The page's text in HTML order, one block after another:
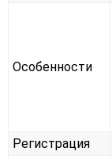
Особенности
Регистрация